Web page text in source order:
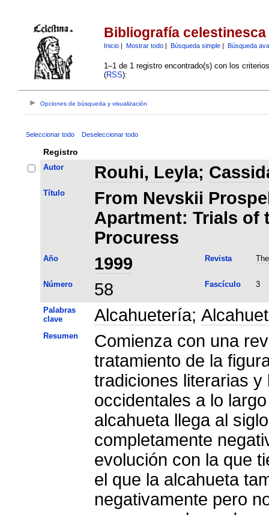
Bibliografía celestinesca
Inicio| Mostrar todo| Búsqueda simple| Búsqueda
1–1 de 1 registro encontrado(s) con los
(RSS):
Opciones de búsqueda y visualización
Seleccionar todo Deseleccionar todo
Registro
Autor Rouhi, Leyla;
Título
From Nevskii
Apartment: Trials of
Procuress
Año 1999 Revista
Número 58 Fascículo 3
Palabras
clave
Alcahuetería;
Resumen
Comienza con una
tratamiento de la
tradiciones literarias
occidentales a lo
alcahueta llega al
completamente
evolución con la que
el que la alcahueta
negativamente pero